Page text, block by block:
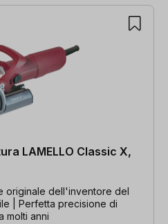
LAMELLO Classic X,
originale dell'inventore del
| Perfetta precisione di
molti anni